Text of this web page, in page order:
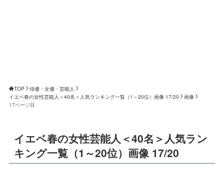
TOP
俳優・女優・芸能人
イエベ春の女性芸能人＜40名＞人気ランキング一覧（1～20位）画像 17/20
画像
17ページ目
イエベ春の女性芸能人＜40名＞人気ラン
キング一覧（1～20位）画像 17/20